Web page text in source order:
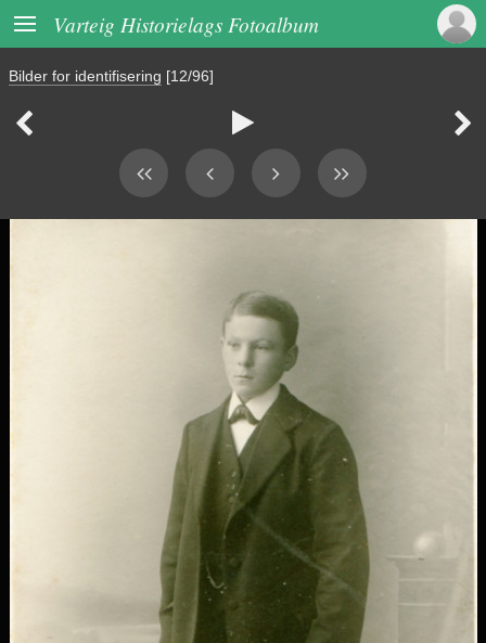
 Varteig Historielags Fotoalbum
Bilder for identifisering [12/96]
  